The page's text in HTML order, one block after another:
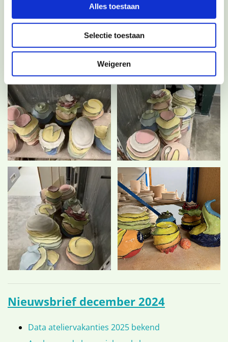
Alles toestaan
Selectie toestaan
Weigeren
Nieuwsbrief december 2024
Data ateliervakanties 2025 bekend